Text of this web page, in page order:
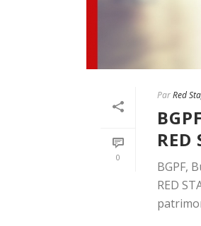
0
ParRed
RED
BGPF,
RED